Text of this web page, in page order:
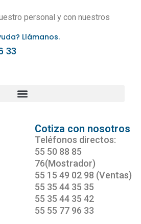
personal y con nuestros
Llámanos.
33
Cotiza con nosotros
Teléfonos directos:
55 50 88 85
76(Mostrador)
55 15 49 02 98 (Ventas)
55 35 44 35 35
55 35 44 35 42
55 55 77 96 33